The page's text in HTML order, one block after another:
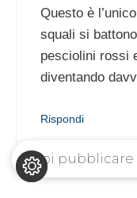
Questo è
squali si
pesciolini rossi
diventando
Rispondi
Vuoi pubblicare